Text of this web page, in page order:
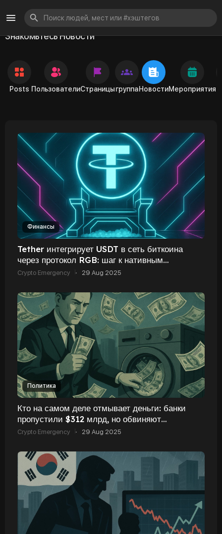
Знакомьтесь Новости
Posts ПользователиСтраницыгруппаНовостиМероприятия
Финансы
Tether интегрирует USDT в сеть биткоина
через протокол RGB: шаг к нативным
стейблкоинам
Crypto Emergency · 29 Aug 2025
Политика
Кто на самом деле отмывает деньги: банки
пропустили $312 млрд, но обвиняют
криптовалюты
Crypto Emergency · 29 Aug 2025